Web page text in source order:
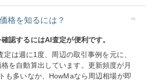
格を知るには？
認するにはAI査定が便利です。
定は週に1度、周辺の取引事例を元に、
を自動算出しています。更新頻度が月
も多いなか、HowMaなら周辺相場が即